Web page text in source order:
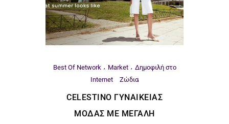
Best Of Network Market
Δημοφιλή στο
Internet
Ζώδια
CELESTINO ΓΥΝΑΙΚΕΊΑΣ
ΜΌΔΑΣ ΜΕ ΜΕΓΆΛΗ